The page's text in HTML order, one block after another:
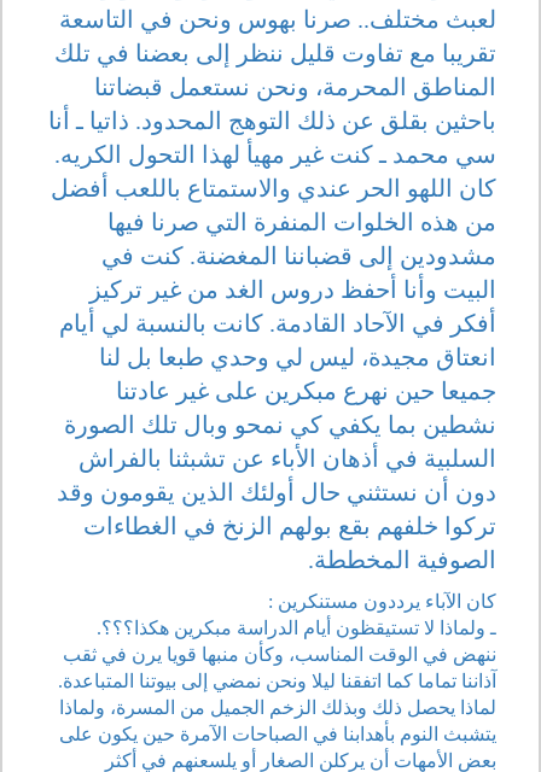
لعبث مختلف.. صرنا بهوس ونحن في التاسعة
تقريبا مع تفاوت قليل ننظر إلى بعضنا في تلك
المناطق المحرمة، ونحن نستعمل قبضاتنا
باحثين بقلق عن ذلك التوهج المحدود. ذاتيا ـ أنا
سي محمد ـ كنت غير مهيأ لهذا التحول الكريه.
كان اللهو الحر عندي والاستمتاع باللعب أفضل
من هذه الخلوات المنفرة التي صرنا فيها
مشدودين إلى قضباننا المغضنة. كنت في
البيت وأنا أحفظ دروس الغد من غير تركيز
أفكر في الآحاد القادمة. كانت بالنسبة لي أيام
انعتاق مجيدة، ليس لي وحدي طبعا بل لنا
جميعا حين نهرع مبكرين على غير عادتنا
نشطين بما يكفي كي نمحو وبال تلك الصورة
السلبية في أذهان الأباء عن تشبثنا بالفراش
دون أن نستثني حال أولئك الذين يقومون وقد
تركوا خلفهم بقع بولهم الزنخ في الغطاءات
الصوفية المخططة.
كان الآباء يرددون مستنكرين :
ـ ولماذا لا تستيقظون أيام الدراسة مبكرين هكذا؟؟؟.
ننهض في الوقت المناسب، وكأن منبها قويا يرن في ثقب
آذاننا تماما كما اتفقنا ليلا ونحن نمضي إلى بيوتنا المتباعدة.
لماذا يحصل ذلك وبذلك الزخم الجميل من المسرة، ولماذا
يتشبث النوم بأهدابنا في الصباحات الآمرة حين يكون على
بعض الأمهات أن يركلن الصغار أو يلسعنهم في أكثر